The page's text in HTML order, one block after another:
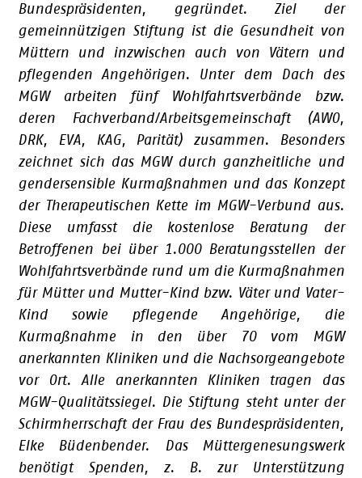
Bundespräsidenten, gegründet. Ziel der
gemeinnützigen Stiftung ist die Gesundheit von
Müttern und inzwischen auch von Vätern und
pflegenden Angehörigen. Unter dem Dach des
MGW arbeiten fünf Wohlfahrtsverbände bzw.
deren Fachverband/Arbeitsgemeinschaft (AWO,
DRK, EVA, KAG, Parität) zusammen. Besonders
zeichnet sich das MGW durch ganzheitliche und
gendersensible Kurmaßnahmen und das Konzept
der Therapeutischen Kette im MGW-Verbund aus.
Diese umfasst die kostenlose Beratung der
Betroffenen bei über 1.000 Beratungsstellen der
Wohlfahrtsverbände rund um die Kurmaßnahmen
für Mütter und Mutter-Kind bzw. Väter und Vater-
Kind sowie pflegende Angehörige, die
Kurmaßnahme in den über 70 vom MGW
anerkannten Kliniken und die Nachsorgeangebote
vor Ort. Alle anerkannten Kliniken tragen das
MGW-Qualitätssiegel. Die Stiftung steht unter der
Schirmherrschaft der Frau des Bundespräsidenten,
Elke Büdenbender. Das Müttergenesungswerk
benötigt Spenden, z. B. zur Unterstützung